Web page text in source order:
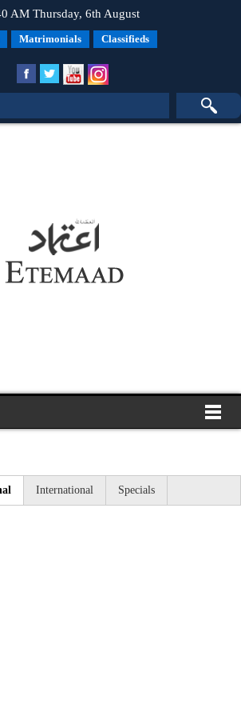
AM Thursday, 6th August
Matrimonials Classifieds
International Specials